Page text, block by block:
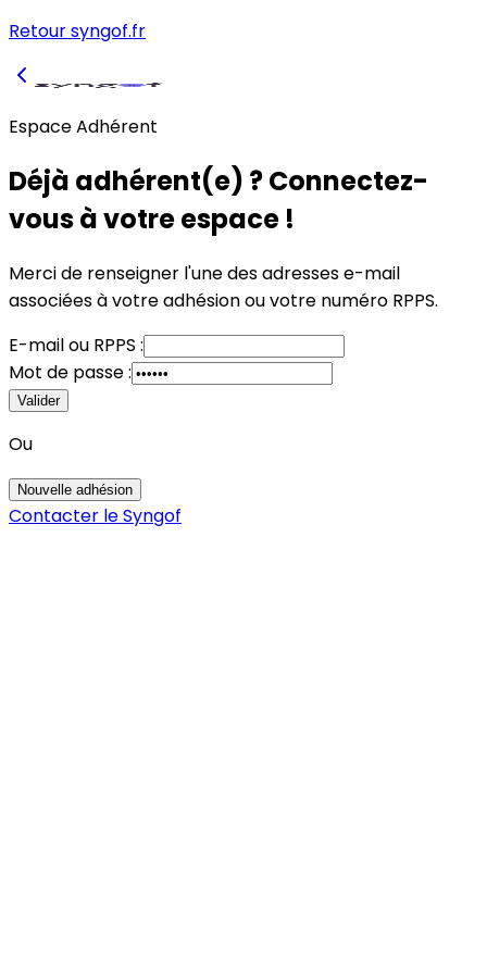
Retour syngof.fr
Espace Adhérent
Déjà adhérent(e) ? Connectez-
vous à votre espace !
Merci de renseigner l'une des adresses e-mail
associées à votre adhésionouvotre numéro RPPS.
E-mailou RPPS :
Mot de passe :
Valider
Ou
Nouvelle adhésion
Contacter le Syngof